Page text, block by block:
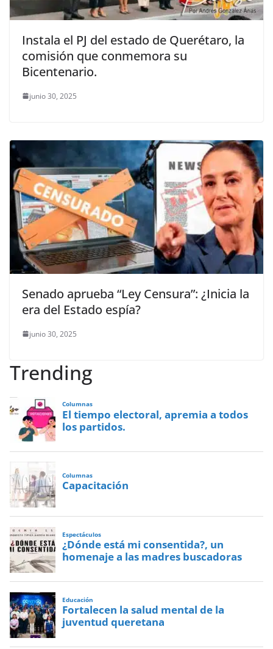
Instala el PJ del estado de Querétaro, la
comisión que conmemora su
Bicentenario.
junio 30, 2025
Senado aprueba “Ley Censura”: ¿Inicia la
era del Estado espía?
junio 30, 2025
Trending